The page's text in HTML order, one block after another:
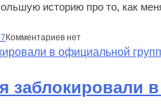
историю про то, как
Комментариев нет
заблокировали